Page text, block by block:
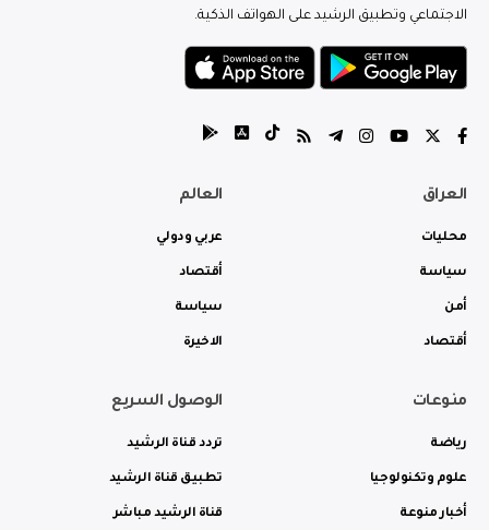
الاجتماعي وتطبيق الرشيد على الهواتف الذكية.
العراق
محليات
سياسة
أمن
أقتصاد
العالم
عربي ودولي
أقتصاد
سياسة
الاخيرة
منوعات
رياضة
علوم وتكنولوجيا
أخبار منوعة
الوصول السريع
تردد قناة الرشيد
تطبيق قناة الرشيد
قناة الرشيد مباشر